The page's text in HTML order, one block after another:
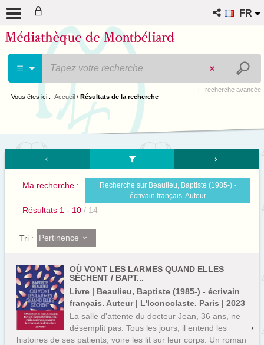
FR
recherche avancée
Vous êtes ici : Accueil / Résultats de la recherche
Ma recherche :
Recherche sur Beaulieu, Baptiste (1985-) -
écrivain français. Auteur
Résultats 1 - 10 / 14
Tri : Pertinence
OÙ VONT LES LARMES QUAND ELLES
SÈCHENT / BAPT...
Livre | Beaulieu, Baptiste (1985-) - écrivain
français. Auteur | L'Iconoclaste. Paris | 2023
La salle d'attente du docteur Jean, 36 ans, ne
désemplit pas. Tous les jours, il entend les
histoires de ses patients, voire les lit sur leur corps. Un roman